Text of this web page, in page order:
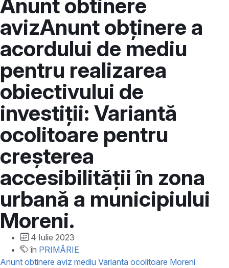
Anunt obtinere
avizAnunt obținere a
acordului de mediu
pentru realizarea
obiectivului de
investiții: Variantă
ocolitoare pentru
creșterea
accesibilității în zona
urbană a municipiului
Moreni.
4 Iulie 2023
în PRIMĂRIE
Anunt obtinere aviz mediu Varianta ocolitoare Moreni